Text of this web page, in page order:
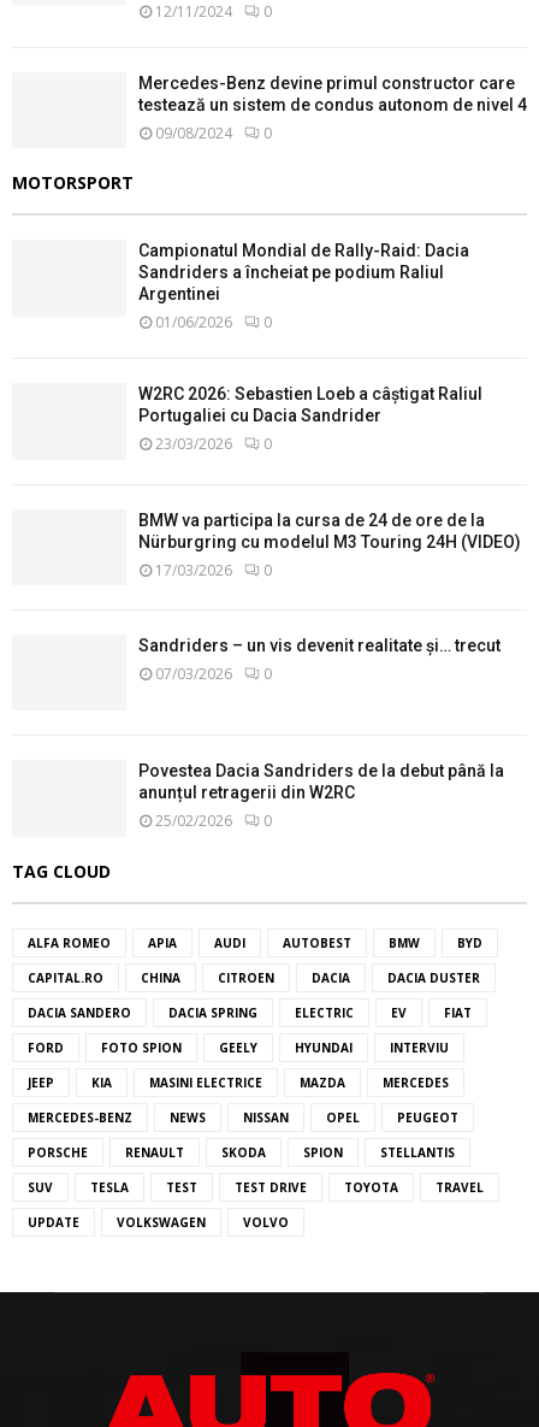
12/11/2024 0
Mercedes-Benz devine primul constructor care
testează un sistem de condus autonom de nivel 4
09/08/2024 0
MOTORSPORT
Campionatul Mondial de Rally-Raid: Dacia
Sandriders a încheiat pe podium Raliul
Argentinei
01/06/2026 0
W2RC 2026: Sebastien Loeb a câștigat Raliul
Portugaliei cu Dacia Sandrider
23/03/2026 0
BMW va participa la cursa de 24 de ore de la
Nürburgring cu modelul M3 Touring 24H (VIDEO)
17/03/2026 0
Sandriders – un vis devenit realitate și… trecut
07/03/2026 0
Povestea Dacia Sandriders de la debut până la
anunțul retragerii din W2RC
25/02/2026 0
TAG CLOUD
ALFA ROMEO APIA AUDI AUTOBEST BMW BYD
CAPITAL.RO CHINA CITROEN DACIA DACIA DUSTER
DACIA SANDERO DACIA SPRING ELECTRIC EV FIAT
FORD FOTO SPION GEELY HYUNDAI INTERVIU
JEEP KIA MASINI ELECTRICE MAZDA MERCEDES
MERCEDES-BENZ NEWS NISSAN OPEL PEUGEOT
PORSCHE RENAULT SKODA SPION STELLANTIS
SUV TESLA TEST TEST DRIVE TOYOTA TRAVEL
UPDATE VOLKSWAGEN VOLVO